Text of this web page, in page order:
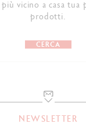
vicino a casa tua
prodotti.
CERCA
NEWSLETTER